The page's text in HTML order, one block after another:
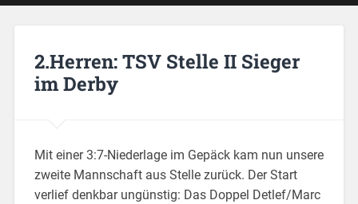
2.Herren: TSV Stelle II Sieger
im Derby
Mit einer 3:7-Niederlage im Gepäck kam nun unsere
zweite Mannschaft aus Stelle zurück. Der Start
verlief denkbar ungünstig: Das Doppel Detlef/Marc